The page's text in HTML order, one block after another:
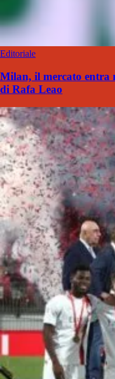
Editoriale
Milan, il mercato entra
di Rafa Leao